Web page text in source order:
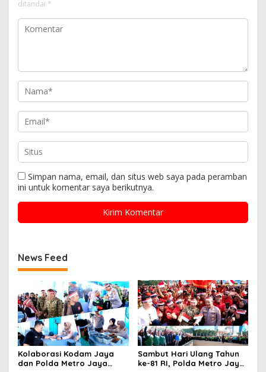
ditandai *
Simpan nama, email, dan situs web saya pada peramban
ini untuk komentar saya berikutnya.
News Feed
Kolaborasi Kodam Jaya
dan Polda Metro Jaya
Sambut Hari Ulang Tahun
ke-81 RI, Polda Metro Jaya